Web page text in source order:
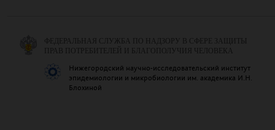
ФЕДЕРАЛЬНАЯ СЛУЖБА ПО НАДЗОРУ В СФЕРЕ ЗАЩИТЫ
ПРАВ ПОТРЕБИТЕЛЕЙ И БЛАГОПОЛУЧИЯ ЧЕЛОВЕКА
Нижегородский научно-исследовательский институт
эпидемиологии и микробиологии им. академика И.Н.
Блохиной